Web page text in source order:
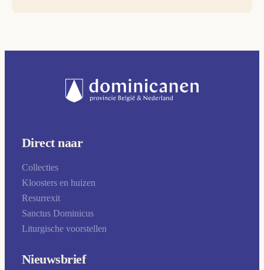
Direct naar
Collecties
Kloosters en huizen
Resurrexit
Sanctus Dominicus
Liturgische voorstellen
Nieuwsbrief